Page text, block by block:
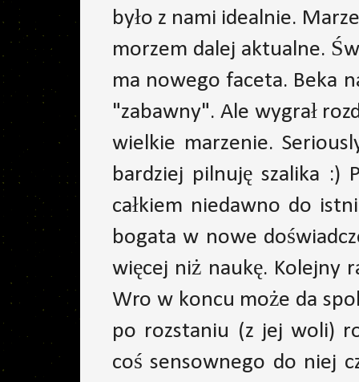
było z nami idealnie.
morzem dalej aktualne.
ma nowego faceta. Beka
"zabawny". Ale wygrał
wielkie marzenie.
bardziej pilnuję szalika :)
całkiem niedawno do
bogata w nowe
więcej niż naukę. Kolejny
Wro w koncu może da
po rozstaniu (z jej woli)
coś sensownego do niej